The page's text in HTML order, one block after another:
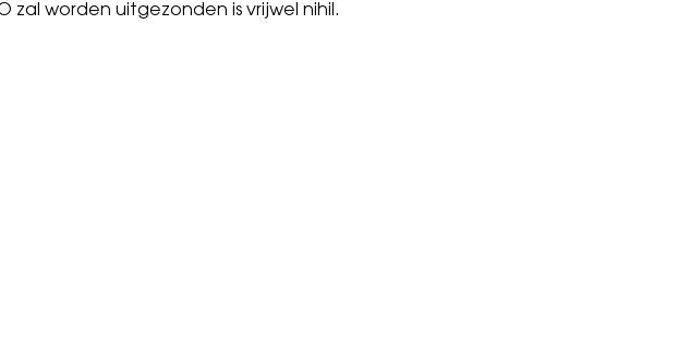
zal worden uitgezonden is vrijwel nihil.